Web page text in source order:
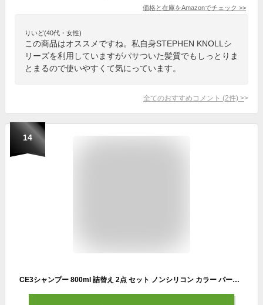
価格と在庫をAmazonでチェック >>
りいど(40代・女性)
この商品はオススメですね。私自身STEPHEN KNOLLシ
リーズを利用していますがパサついた髪質でもしっとりま
とまるので使いやすくて気にっています。
全てのおすすめコメント (2件) >
14
CE3シャンプー 800ml 詰替え 2点 セット ノンシリコン カラー パーマ おすすめ 美容室 さらさらフォード つめかえ ランキング 人気 弱酸性 髪質 改善 カラー パーマ 匂い メンズ くせ毛 白髪 染め